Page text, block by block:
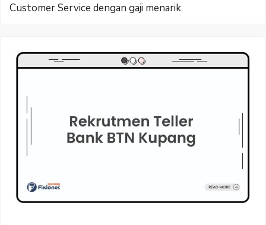
Customer Service dengan gaji menarik